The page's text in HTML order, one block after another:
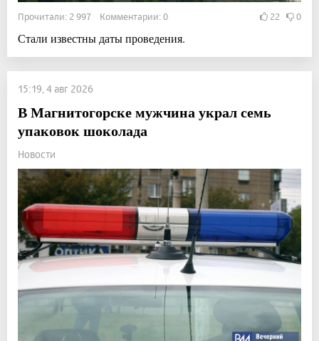
Прочитали: 2 997 Комментарии: 0 22 0
Стали известны даты проведения.
15:19, 4 авг 2026
В Магнитогорске мужчина украл семь
упаковок шоколада
Новости